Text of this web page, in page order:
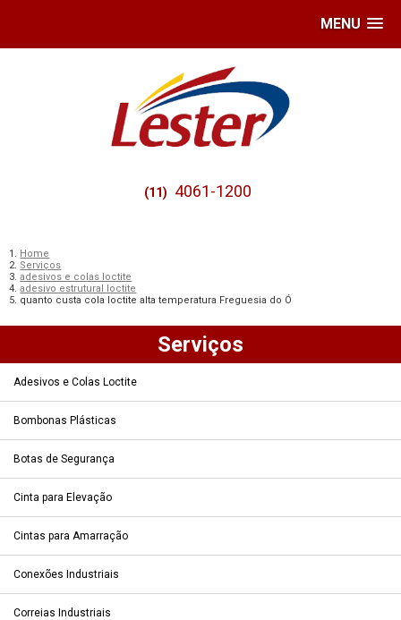
MENU
(11) 4061-1200
Home
Serviços
adesivos e colas loctite
adesivo estrutural loctite
quanto custa cola loctite alta temperatura Freguesia do Ó
Serviços
Adesivos e Colas Loctite
Bombonas Plásticas
Botas de Segurança
Cinta para Elevação
Cintas para Amarração
Conexões Industriais
Correias Industriais